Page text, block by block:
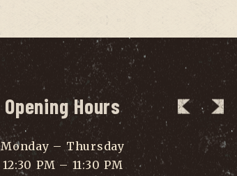
Opening Hours
Monday – Thursday
12:30 PM – 11:30 PM